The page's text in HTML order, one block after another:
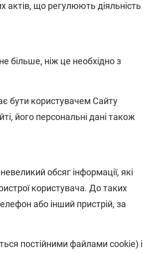
актів, що регулюють діяльність
більше, ніж це необхідно з
бути користувачем Сайту
його персональні дані також
обсяг інформації, які
користувача. До таких
або інший пристрій, за
постійними файлами cookie) і